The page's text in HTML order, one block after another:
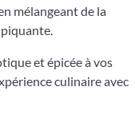
mélangeant de la
et épicée à vos
culinaire avec